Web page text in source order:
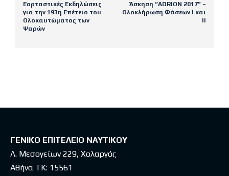
Εορταστικές Εκδηλώσεις
για την 193η Επέτειο του
Ολοκαυτώματος των
Ψαρών
Άσκηση “ADRION 2017” –
Ολοκλήρωση Φάσεων Ι και
ΙΙ
ΓΕΝΙΚΟ ΕΠΙΤΕΛΕΙΟ ΝΑΥΤΙΚΟΥ
Λ. Μεσογείων 229, Χολαργός
Αθήνα ΤΚ: 15561